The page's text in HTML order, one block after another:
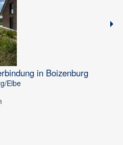
in Boizenburg
Elbe